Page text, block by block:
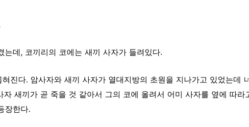
데, 코끼리의 코에는 새끼 사자가 들려있다.
진다. 암사자와 새끼 사자가 열대지방의 초원을 지나가고 있었는데
새끼가 곧 죽을 것 같아서 그의 코에 올려서 어미 사자를 옆에 따라
장한다.